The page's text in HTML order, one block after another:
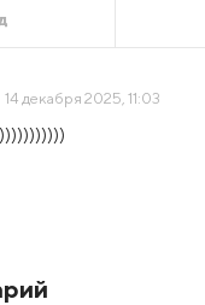
14 декабря 2025, 11:03